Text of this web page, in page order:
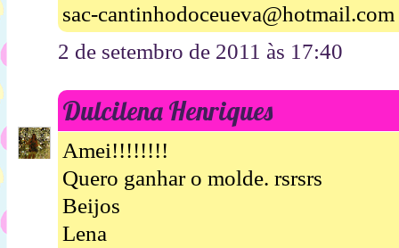
sac-cantinhodoceueva@hotmail.com
2 de setembro de 2011 às 17:40
Dulcilena Henriques
Amei!!!!!!!!
Quero ganhar o molde. rsrsrs
Beijos
Lena